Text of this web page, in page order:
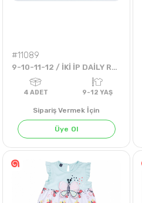
#11089
9-10-11-12 / İKİ İP DAİLY REMİNDER FOCUS ON THE GOOD SWEAT
Sipariş Vermek İçin
Üye Ol